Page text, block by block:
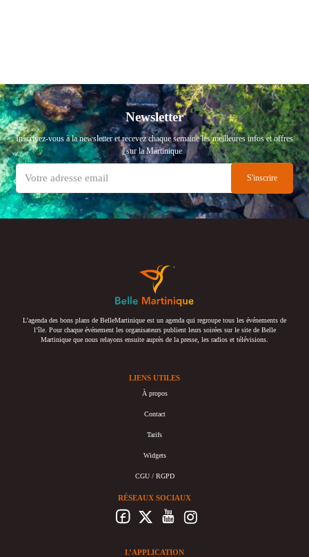
Newsletter
Inscrivez-vous à la newsletter et recevez chaque semaine les meilleures infos et offres
sur la Martinique
L’agenda des bons plans de BelleMartinique est un agenda qui regroupe tous les événements de
l’île. Pour chaque événement les organisateurs publient leurs soirées sur le site de Belle
Martinique que nous relayons ensuite auprès de la presse, les radios et télévisions.
LIENS UTILES
À propos
Contact
Tarifs
Widgets
CGU / RGPD
RÉSEAUX SOCIAUX
L’APPLICATION